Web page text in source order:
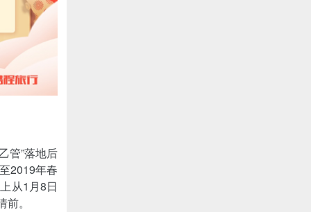
管”落地后
2019年春
从1月8日
。